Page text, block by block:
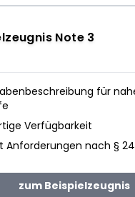
Note 3
für
Verfügbarkeit
Anforderungen nach §
zum Beispielzeugnis